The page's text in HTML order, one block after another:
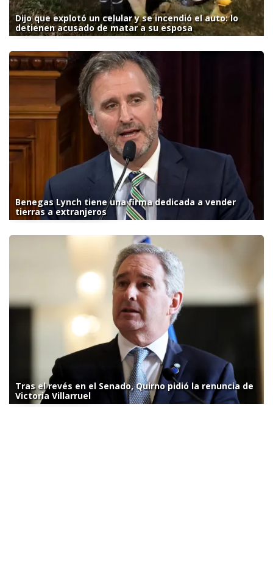
Dijo que explotó un celular y se incendió el auto: lo
detienen acusado de matar a su esposa
Benegas Lynch tiene una firma dedicada a vender
tierras a extranjeros
Tras el revés en el Senado, Quirno pidió la renuncia de
Victoria Villarruel